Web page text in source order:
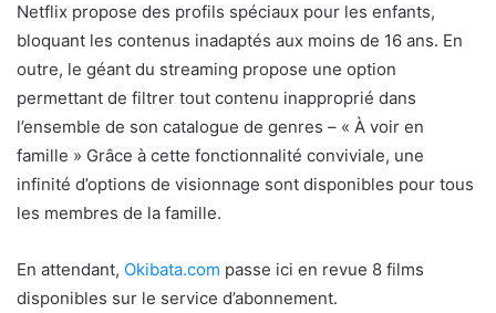
Netflix propose des profils spéciaux pour les enfants,
bloquant les contenus inadaptés aux moins de 16 ans. En
outre, le géant du streaming propose une option
permettant de filtrer tout contenu inapproprié dans
l’ensemble de son catalogue de genres – « À voir en
famille » Grâce à cette fonctionnalité conviviale, une
infinité d’options de visionnage sont disponibles pour tous
les membres de la famille.
En attendant, Okibata.com passe ici en revue 8 films
disponibles sur le service d’abonnement.